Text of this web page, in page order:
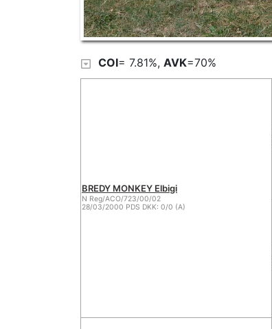
COI= 7.81%, AVK=70%
BREDY MONKEY Elbigi
N Reg/ACO/723/00/02
28/03/2000 PDS DKK: 0/0 (A)